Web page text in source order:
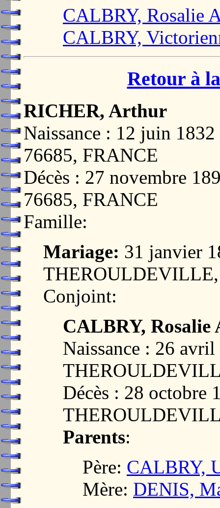
CALBRY, Rosalie
CALBRY,
Retour à
RICHER, Arthur
Naissance : 12 juin
76685, FRANCE
Décès : 27 novembre
76685, FRANCE
Famille:
Mariage: 31 janvier
Conjoint:
CALBRY, Rosalie
Naissance : 26 avril
Décès : 28 octobre
Parents:
Père: CALBRY,
Mère: DENIS,